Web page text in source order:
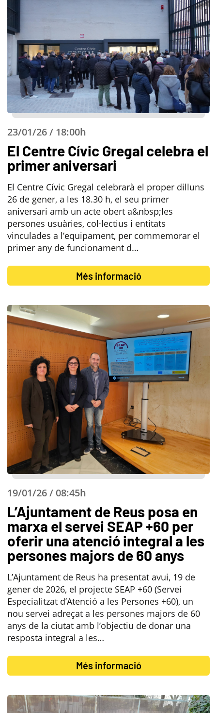
23/01/26 / 18:00h
El Centre Cívic Gregal celebra el
primer aniversari
El Centre Cívic Gregal celebrarà el proper dilluns
26 de gener, a les 18.30 h, el seu primer
aniversari amb un acte obert a&nbsp;les
persones usuàries, col·lectius i entitats
vinculades a l’equipament, per commemorar el
primer any de funcionament d…
Més informació
19/01/26 / 08:45h
L’Ajuntament de Reus posa en
marxa el servei SEAP +60 per
oferir una atenció integral a les
persones majors de 60 anys
L’Ajuntament de Reus ha presentat avui, 19 de
gener de 2026, el projecte SEAP +60 (Servei
Especialitzat d’Atenció a les Persones +60), un
nou servei adreçat a les persones majors de 60
anys de la ciutat amb l’objectiu de donar una
resposta integral a les…
Més informació